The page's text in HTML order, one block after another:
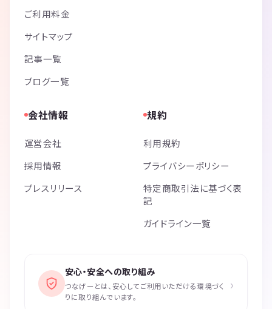
ご利用料金
サイトマップ
記事一覧
ブログ一覧
会社情報
運営会社
採用情報
プレスリリース
規約
利用規約
プライバシーポリシー
特定商取引法に基づく表
記
ガイドライン一覧
安心・安全への取り組み
つなげーとは、安心してご利用いただける環境づく
りに取り組んでいます。
›